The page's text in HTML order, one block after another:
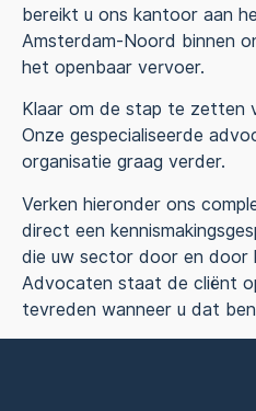
bereikt u ons kantoor aan
Amsterdam-Noord binnen
het openbaar vervoer.
Klaar om de stap te zetten
Onze gespecialiseerde
organisatie graag verder.
Verken hieronder ons
direct een
die uw sector door en door
Advocaten staat de cliënt
tevreden wanneer u dat